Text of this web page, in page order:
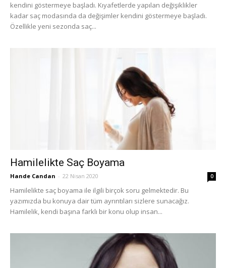
kendini göstermeye başladı. Kıyafetlerde yapılan değişiklikler
kadar saç modasında da değişimler kendini göstermeye başladı.
Özellikle yeni sezonda saç...
Hamilelikte Saç Boyama
Hande Candan - 22 Nisan 2020 0
Hamilelikte saç boyama ile ilgili birçok soru gelmektedir. Bu
yazımızda bu konuya dair tüm ayrıntıları sizlere sunacağız.
Hamilelik, kendi başına farklı bir konu olup insan...